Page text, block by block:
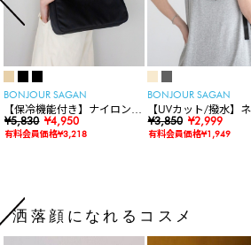
BONJOUR SAGAN
【保冷機能付き】ナイロンシ
ョルダーバッグ
¥5,830 ¥4,950
有料会員価格¥3,218
BONJOUR SAGAN
【UVカット/撥水】
バー付きワイドリムハ
¥3,850 ¥2,999
有料会員価格¥1,949
洒落顔になれるコスメ